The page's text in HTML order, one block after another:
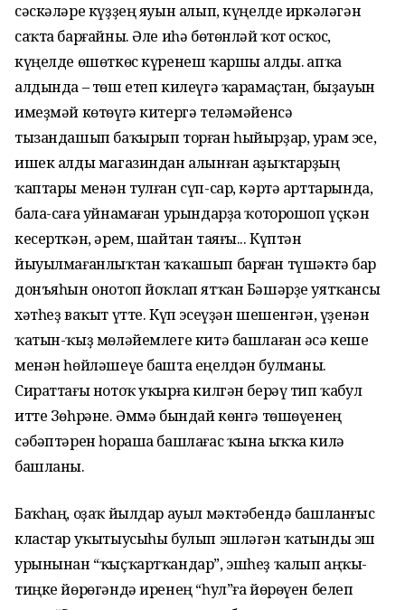
сәскәләре күҙҙең яуын алып, күңелде иркәләгән
саҡта барғайны. Әле иһә бөтөнләй ҡот осҡос,
күңелде өшөткөс күренеш ҡаршы алды. Ҡапҡа
алдында – төш етеп килеүгә ҡарамаҫтан, быҙауын
имеҙмәй көтөүгә китергә теләмәйенсә
тызандашып баҡырып торған һыйырҙар, урам эсе,
ишек алды магазиндан алынған аҙыҡтарҙың
ҡаптары менән тулған сүп-сар, кәртә арттарында,
бала-саға уйнамаған урындарҙа ҡоторошоп үҫкән
кесерткән, әрем, шайтан таяғы... Күптән
йыуылмағанлыҡтан ҡаҡашып барған түшәктә бар
донъяһын онотоп йоҡлап ятҡан Бәшәрҙе уятҡансы
хәтһеҙ ваҡыт үтте. Күп эсеүҙән шешенгән, үҙенән
ҡатын-ҡыҙ мөләйемлеге китә башлаған әсә кеше
менән һөйләшеүе башта еңелдән булманы.
Сираттағы нотоҡ уҡырға килгән берәү тип ҡабул
итте Зөһрәне. Әммә бындай көнгә төшөүенең
сәбәптәрен һораша башлағас ҡына ыҡҡа килә
башланы.
Баҡһаң, оҙаҡ йылдар ауыл мәктәбендә башланғыс
кластар уҡытыусыһы булып эшләгән ҡатынды эш
урынынан “ҡыҫҡартҡандар”, эшһеҙ ҡалып аңҡы-
тиңке йөрөгәндә иренең “һул”ға йөрөүен белеп